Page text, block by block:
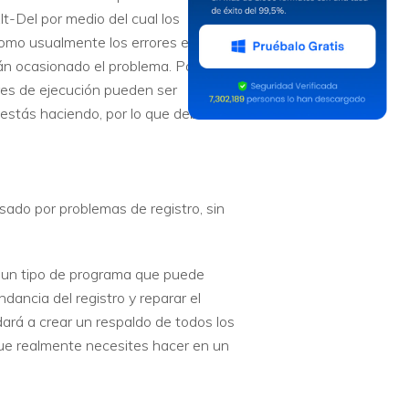
Del por medio del cual los
usualmente los errores en
ocasionado el problema. Para
de ejecución pueden ser
haciendo, por lo que deberías
por problemas de registro, sin
tipo de programa que puede
del registro y reparar el
a crear un respaldo de todos los
realmente necesites hacer en un